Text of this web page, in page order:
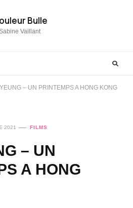
Bulle
Vaillant
– UN PRINTEMPS A HONG KONG
2021 FILMS
– UN
A HONG